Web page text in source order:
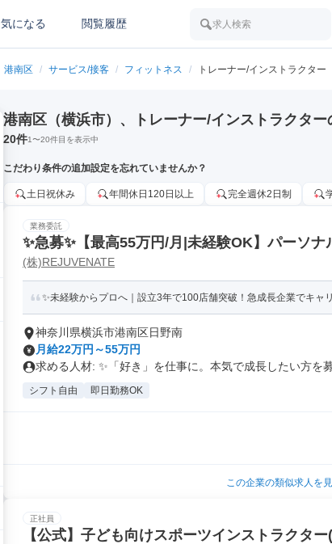
気になる 閲覧履歴 求人検索
港南区 / サービス/接客 / フィットネス / トレーナー/インストラクター
港南区（横浜市）、トレーナー/インストラクター
20件1〜20件目を表示中
こだわり条件の追加設定を忘れていませんか？
土日祝休み 年間休日120日以上 完全週休2日制
業務委託
✨️急募✨️【最高55万円/月|未経験OK】パーソ
50万|港南台店
(株)REJUVENATE
✨未経験からプロへ｜設立3年で100店舗突破！急成長企業でキャ
神奈川県横浜市港南区日野南
月給22万円～55万円
求める人材: ✨「好き」を仕事に。本気で成長したい方を募
シフト自由 即日勤務OK
この企業の類似求人を
正社員
【公式】子ども向けスポーツインストラクタ